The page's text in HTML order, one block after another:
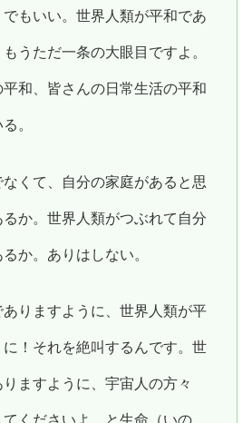
もいい。世界人類が平和であ
うただ一条の大眼目ですよ。
和、皆さんの日常生活の平和
。
くて、自分の家庭があると思
か。世界人類がつぶれて自分
か。ありはしない。
りますように、世界人類が平
！それを絶叫するんです。世
ますように、宇宙人の方々
くださいよ、と生命（いの